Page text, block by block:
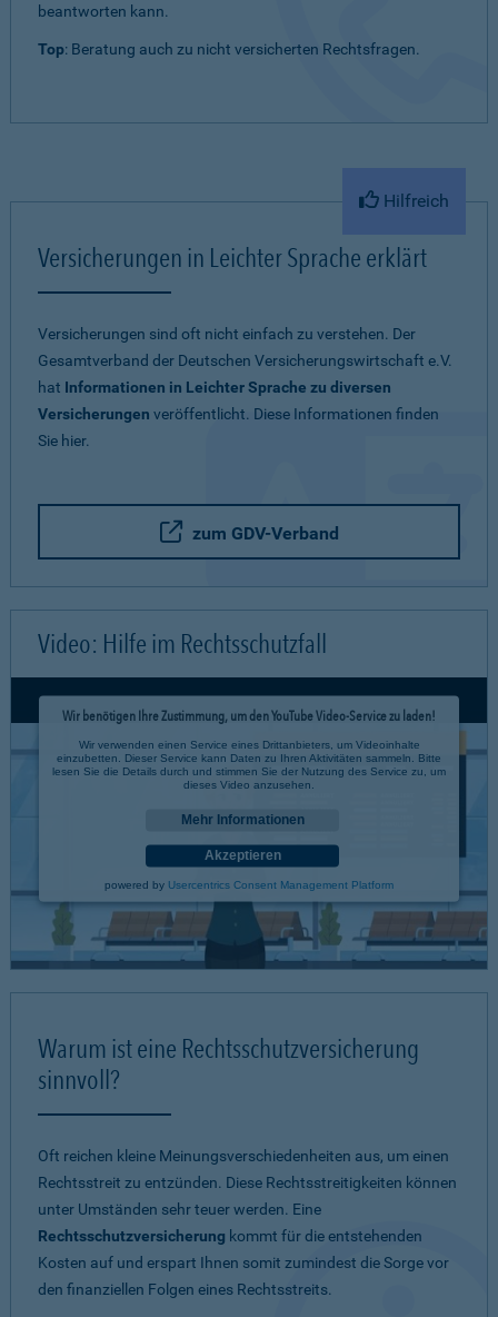
beantworten kann.
Top: Beratung auch zu nicht versicherten Rechtsfragen.
Hilfreich
Versicherungen in Leichter Sprache erklärt
Versicherungen sind oft nicht einfach zu verstehen. Der
Gesamtverband der Deutschen Versicherungswirtschaft e.V.
hat Informationen in Leichter Sprache zu diversen
Versicherungen veröffentlicht. Diese Informationen finden
Sie hier.
zum GDV-Verband
Video: Hilfe im Rechtsschutzfall
Wir benötigen Ihre Zustimmung, um den YouTube Video-Service zu laden!
Wir verwenden einen Service eines Drittanbieters, um Videoinhalte
einzubetten. Dieser Service kann Daten zu Ihren Aktivitäten sammeln. Bitte
lesen Sie die Details durch und stimmen Sie der Nutzung des Service zu, um
dieses Video anzusehen.
Mehr Informationen
Akzeptieren
powered by Usercentrics Consent Management Platform
Warum ist eine Rechtsschutzversicherung
sinnvoll?
Oft reichen kleine Meinungsverschiedenheiten aus, um einen
Rechtsstreit zu entzünden. Diese Rechtsstreitigkeiten können
unter Umständen sehr teuer werden. Eine
Rechtsschutzversicherung kommt für die entstehenden
Kosten auf und erspart Ihnen somit zumindest die Sorge vor
den finanziellen Folgen eines Rechtsstreits.